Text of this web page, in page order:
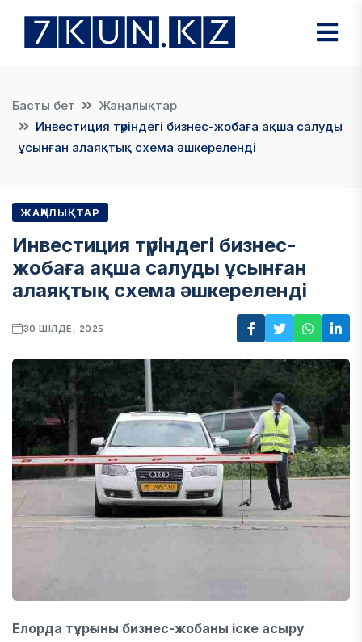
Басты бет
Жаңалықтар
Инвестиция түріндегі бизнес-жобаға ақша салуды
ұсынған алаяқтық схема әшкереленді
ЖАҢАЛЫҚТАР
Инвестиция түріндегі бизнес-
жобаға ақша салуды ұсынған
алаяқтық схема әшкереленді
30 ШІЛДЕ, 2025
Елорда тұрғыны бизнес-жобаны іске асыру